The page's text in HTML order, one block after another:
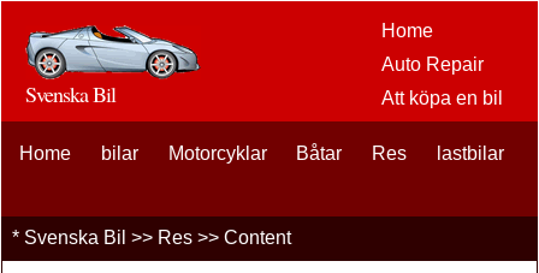
Home
Auto Repair
Att köpa en bil
eftermarknaden
Svenska Bil
Home bilar Motorcyklar Båtar Res lastbilar
* Svenska Bil >> Res >> Content